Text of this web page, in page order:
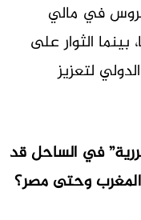
في مالي
الثوار على
لتعزيز
في الساحل قد
وحتى مصر؟